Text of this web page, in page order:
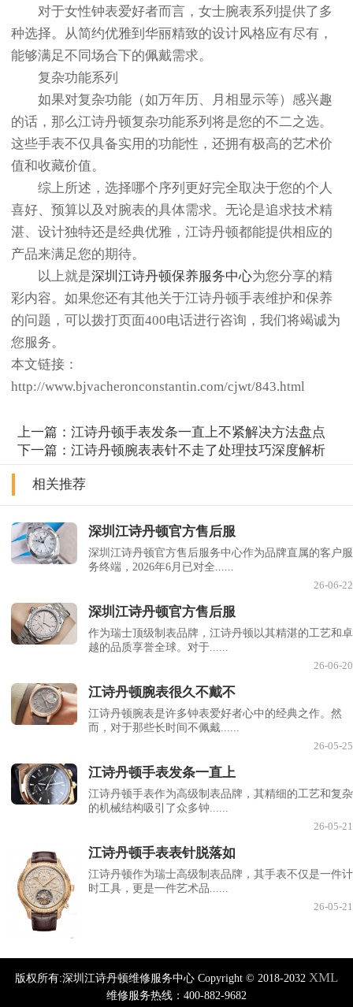
对于女性钟表爱好者而言，女士腕表系列提供了多
种选择。从简约优雅到华丽精致的设计风格应有尽有，
能够满足不同场合下的佩戴需求。
复杂功能系列
如果对复杂功能（如万年历、月相显示等）感兴趣
的话，那么江诗丹顿复杂功能系列将是您的不二之选。
这些手表不仅具备实用的功能性，还拥有极高的艺术价
值和收藏价值。
综上所述，选择哪个序列更好完全取决于您的个人
喜好、预算以及对腕表的具体需求。无论是追求技术精
湛、设计独特还是经典优雅，江诗丹顿都能提供相应的
产品来满足您的期待。
以上就是深圳江诗丹顿保养服务中心为您分享的精
彩内容。如果您还有其他关于江诗丹顿手表维护和保养
的问题，可以拨打页面400电话进行咨询，我们将竭诚为
您服务。
本文链接：
http://www.bjvacheronconstantin.com/cjwt/843.html
上一篇：江诗丹顿手表发条一直上不紧解决方法盘点
下一篇：江诗丹顿腕表表针不走了处理技巧深度解析
相关推荐
深圳江诗丹顿官方售后服
深圳江诗丹顿官方售后服务中心作为品牌直属的客户服
务终端，2026年6月已对全......
26-06-22
深圳江诗丹顿官方售后服
作为瑞士顶级制表品牌，江诗丹顿以其精湛的工艺和卓
越的品质享誉全球。对于......
26-06-20
江诗丹顿腕表很久不戴不
江诗丹顿腕表是许多钟表爱好者心中的经典之作。然
而，对于那些长时间不佩戴......
26-05-25
江诗丹顿手表发条一直上
江诗丹顿手表作为高级制表品牌，其精细的工艺和复杂
的机械结构吸引了众多钟......
26-05-21
江诗丹顿手表表针脱落如
江诗丹顿作为瑞士高级制表品牌，其手表不仅是一件计
时工具，更是一件艺术品......
26-05-21
版权所有:深圳江诗丹顿维修服务中心 Copyright © 2018-2032 XML
维修服务热线：400-882-9682